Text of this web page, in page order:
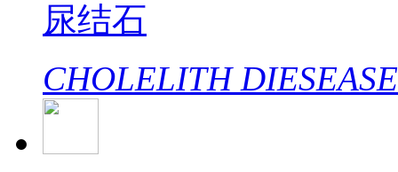
尿结石
CHOLELITH DIESEASE